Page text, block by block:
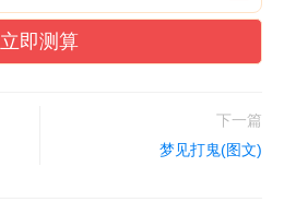
立即测算
下一篇
梦见打鬼(图文)